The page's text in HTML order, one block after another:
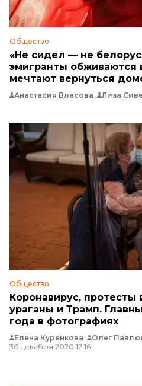
Общество
«Не сидел — не
эмигранты обживаются
мечтают вернуться
Анастасия Власова Лиза
Общество
Коронавирус, протесты
ураганы и Трамп.
года в фотографиях
Елена Куренкова Олег
30 декабря 2020 12:16